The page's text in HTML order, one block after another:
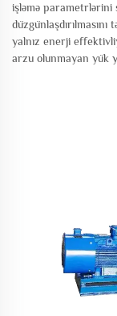
işləmə parametrlərini
yalnız enerji
arzu olunmayan yük